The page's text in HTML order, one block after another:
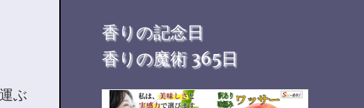
ぶ
香りの記念日
香りの魔術 365日